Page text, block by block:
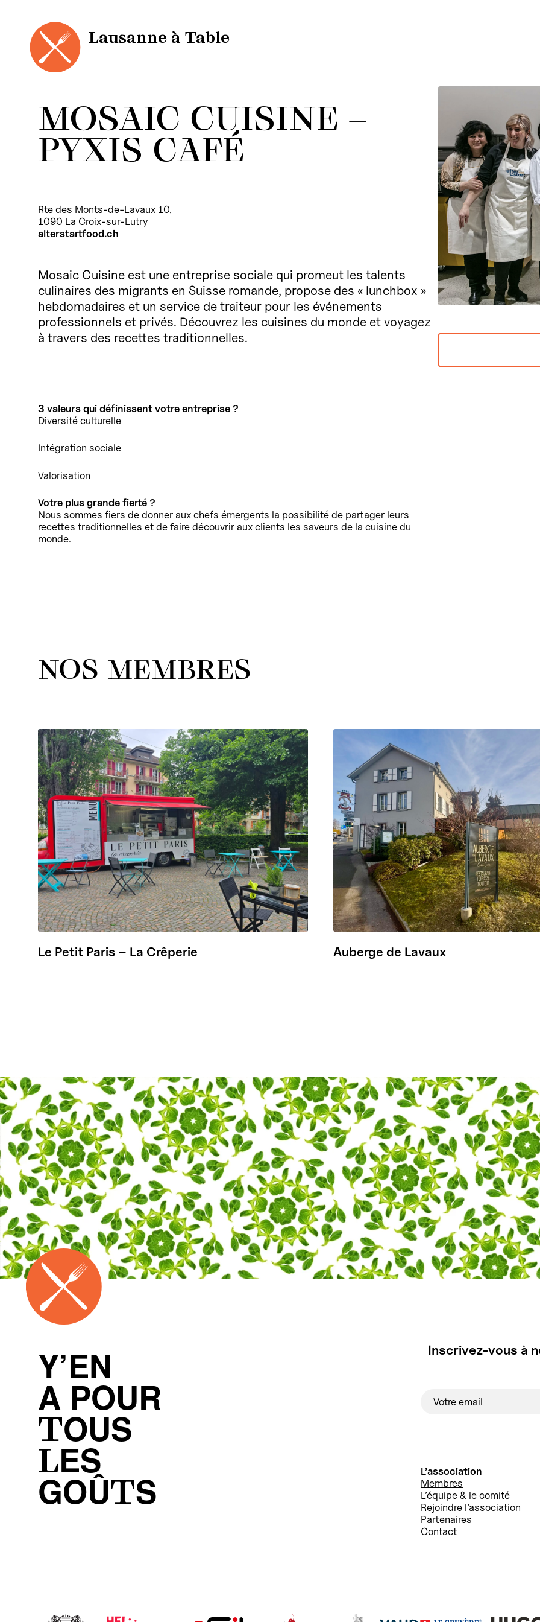
contenu
Lausanne à Table
MOSAIC CUISINE –
PYXIS CAFÉ
Rte des Monts-de-Lavaux 10,
1090 La Croix-sur-Lutry
alterstartfood.ch
Mosaic Cuisine est une entreprise sociale qui promeut les talents
culinaires des migrants en Suisse romande, propose des « lunchbox »
hebdomadaires et un service de traiteur pour les événements
professionnels et privés. Découvrez les cuisines du monde et voyagez
à travers des recettes traditionnelles.
3 valeurs qui définissent votre entreprise ?
Diversité culturelle
Intégration sociale
Valorisation
Votre plus grande fierté ?
Nous sommes fiers de donner aux chefs émergents la possibilité de partager leurs
recettes traditionnelles et de faire découvrir aux clients les saveurs de la cuisine du
monde.
NOS MEMBRES
Le Petit Paris – La Crêperie Auberge de Lavaux
Y’EN
A POUR
TOUS
LES
GOÛTS
Inscrivez-vous à
L’association
Membres
L’équipe & le comité
Rejoindre l’association
Partenaires
Contact